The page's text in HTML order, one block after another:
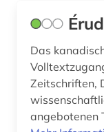
Das
Zeitschriften,
angebotenen